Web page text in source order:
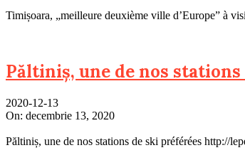
Timișoara, „meilleure deuxième ville d’Europe” à
Păltiniș, une de nos
2020-12-13
On: decembrie 13, 2020
Păltiniș, une de nos stations de ski préférées http://